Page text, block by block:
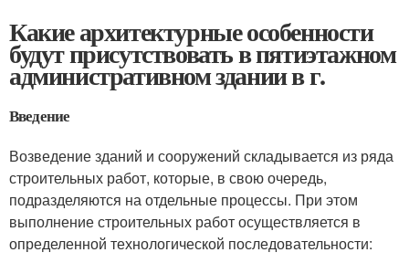
Какие архитектурные особенности
будут присутствовать в пятиэтажном
административном здании в г.
Введение
Возведение зданий и сооружений складывается из ряда
строительных работ, которые, в свою очередь,
подразделяются на отдельные процессы. При этом
выполнение строительных работ осуществляется в
определенной технологической последовательности: